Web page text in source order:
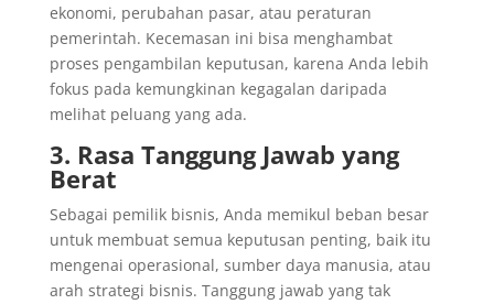
ekonomi, perubahan pasar, atau peraturan
pemerintah. Kecemasan ini bisa menghambat
proses pengambilan keputusan, karena Anda lebih
fokus pada kemungkinan kegagalan daripada
melihat peluang yang ada.
3. Rasa Tanggung Jawab yang
Berat
Sebagai pemilik bisnis, Anda memikul beban besar
untuk membuat semua keputusan penting, baik itu
mengenai operasional, sumber daya manusia, atau
arah strategi bisnis. Tanggung jawab yang tak